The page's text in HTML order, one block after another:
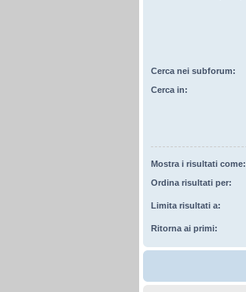
Cerca nei subforum:
Cerca in:
Mostra i risultati come:
Ordina risultati per:
Limita risultati a:
Ritorna ai primi: